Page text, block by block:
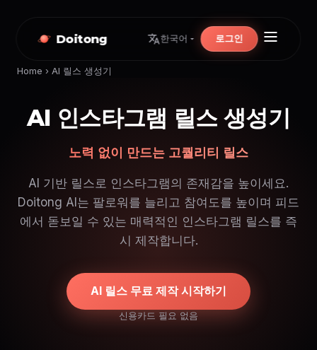
Doitong 한국어 로그인
Home › AI 릴스 생성기
AI 인스타그램 릴스 생성기
노력 없이 만드는 고퀄리티 릴스
AI 기반 릴스로 인스타그램의 존재감을 높이세요.
Doitong AI는 팔로워를 늘리고 참여도를 높이며 피드
에서 돋보일 수 있는 매력적인 인스타그램 릴스를 즉
시 제작합니다.
AI 릴스 무료 제작 시작하기
신용카드 필요 없음